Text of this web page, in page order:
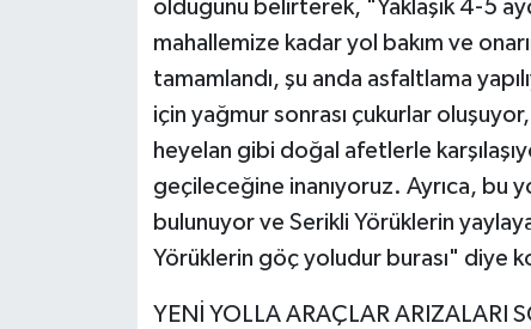
olduğunu belirterek, "Yaklaşık 4-5
mahallemize kadar yol bakım ve
tamamlandı, şu anda asfaltlama
için yağmur sonrası çukurlar
heyelan gibi doğal afetlerle
geçileceğine inanıyoruz. Ayrıca, bu
bulunuyor ve Serikli Yörüklerin
Yörüklerin göç yoludur burası" diye
YENİ YOLLA ARAÇLAR ARIZALARI